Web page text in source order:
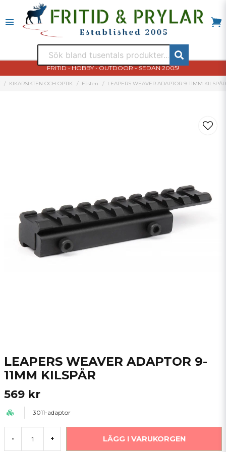
FRITID • HOBBY • OUTDOOR - SEDAN 2005!
KIKARSIKTEN OCH OPTIK Fästen LEAPERS WEAVER ADAPTOR 9-11MM KILSPÅR
LEAPERS WEAVER ADAPTOR 9-
11MM KILSPÅR
569 kr
3011-adaptor
- + LÄGG I VARUKORGEN